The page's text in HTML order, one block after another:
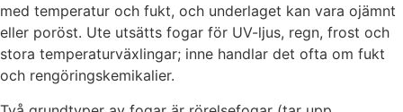
med temperatur och fukt, och underlaget kan vara ojämnt
eller poröst. Ute utsätts fogar för UV-ljus, regn, frost och
stora temperaturväxlingar; inne handlar det ofta om fukt
och rengöringskemikalier.